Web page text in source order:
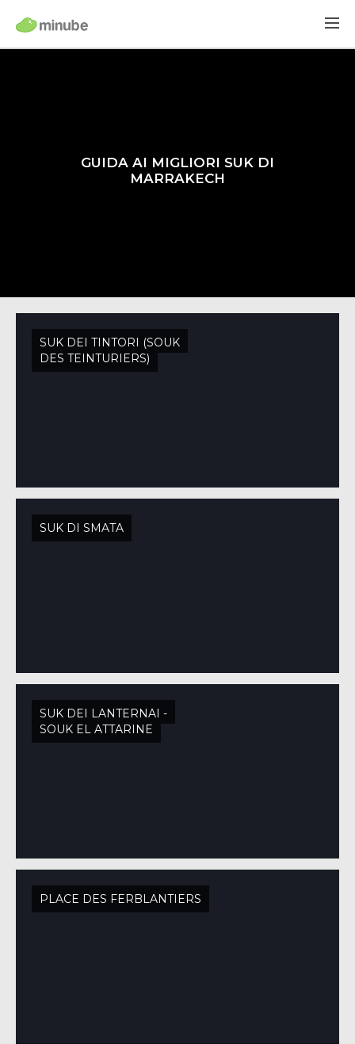
GUIDA AI MIGLIORI SUK DI
MARRAKECH
SUK DEI TINTORI (SOUK
DES TEINTURIERS)
SUK DI SMATA
SUK DEI LANTERNAI -
SOUK EL ATTARINE
PLACE DES FERBLANTIERS